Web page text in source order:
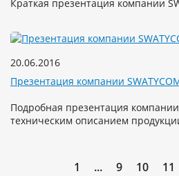
Краткая презентация компании
20.06.2016
Презентация компании
Подробная презентация компании
техническим описанием
1 ... 9 10 11